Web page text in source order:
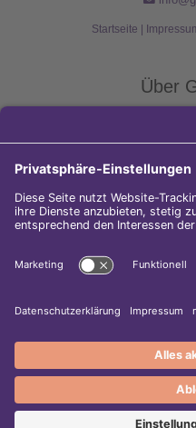
Startseite
Über
Die Kupferkette GyneFIX®
Kupferspirale Frauen jeden
Sie wird wie eine
eingeführt und sorgt für
Diese Internet-
5.000 besten